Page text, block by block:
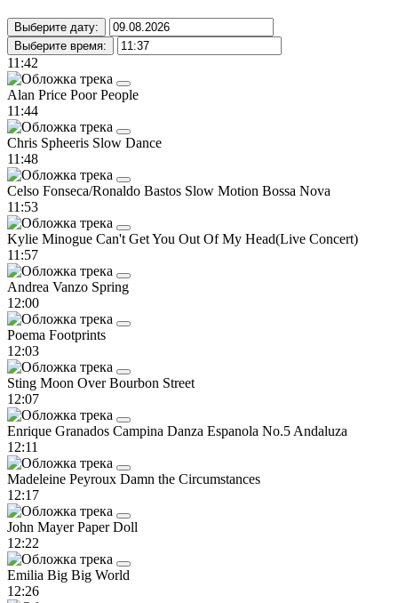
Выберите дату:
Выберите время:
11:42
Alan Price Poor People
11:44
Chris Spheeris Slow Dance
11:48
Celso Fonseca/Ronaldo Bastos Slow Motion Bossa Nova
11:53
Kylie Minogue Can't Get You Out Of My Head(Live Concert)
11:57
Andrea Vanzo Spring
12:00
Poema Footprints
12:03
Sting Moon Over Bourbon Street
12:07
Enrique Granados Campina Danza Espanola No.5 Andaluza
12:11
Madeleine Peyroux Damn the Circumstances
12:17
John MayerPaper Doll
12:22
Emilia Big Big World
12:26